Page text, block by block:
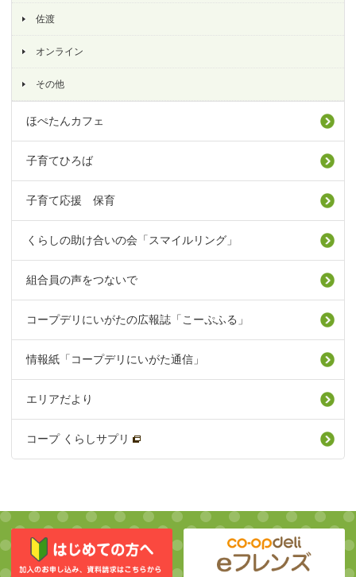
佐渡
オンライン
その他
ほぺたんカフェ
子育てひろば
子育て応援 保育
くらしの助け合いの会「スマイルリング」
組合員の声をつないで
コープデリにいがたの広報誌「こーぷふる」
情報紙「コープデリにいがた通信」
エリアだより
コープ くらしサプリ